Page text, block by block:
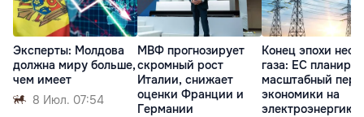
Эксперты: Молдова
должна миру больше,
чем имеет
8 Июл. 07:54
МВФ прогнозирует
скромный рост
Италии, снижает
оценки Франции и
Германии
Конец эпохи
газа: ЕС
масштабный
экономики на
электроэнергию